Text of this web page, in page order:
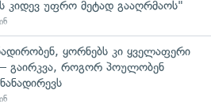
კიდევ უფრო მეტად გააღრმაოს"
ყორნებს კი ყველაფერი
გაირკვა, როგორ პოულობენ